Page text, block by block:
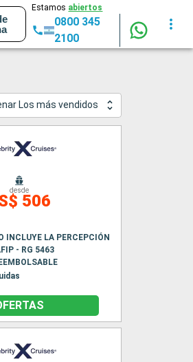
Estamos abiertos
0800 345
2100
Los más vendidos
desde
506
INCLUYE LA PERCEPCIÓN
- RG 5463